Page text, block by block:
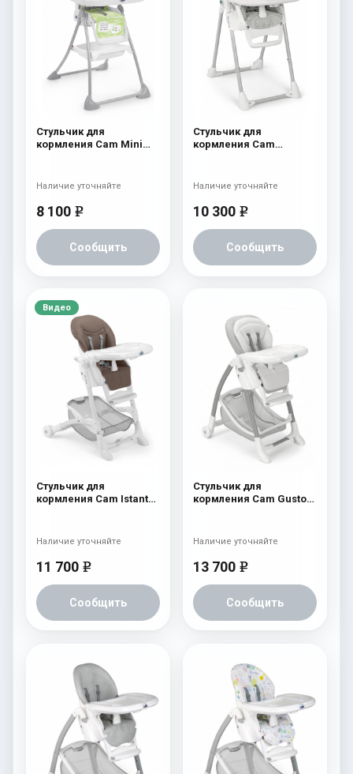
Стульчик для
кормления Cam Mini
8 100 e
Сообщить
Наличие уточняйте
Стульчик для
кормления Cam
10 300 e
Сообщить
Наличие уточняйте
Видео
Стульчик для
кормления Cam Istante
11 700 e
Сообщить
Наличие уточняйте
Стульчик для
кормления Cam Gusto
13 700 e
Сообщить
Наличие уточняйте